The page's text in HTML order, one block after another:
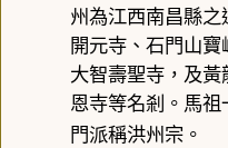
州為江西南昌縣
開元寺、石門山
大智壽聖寺，及
恩寺等名剎。馬
門派稱洪州宗 。